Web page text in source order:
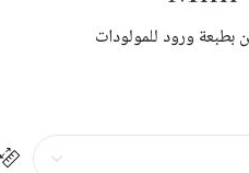
بطبعة ورود للمولودات